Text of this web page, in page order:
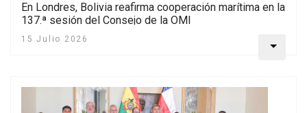
En Londres, Bolivia reafirma cooperación marítima en la
137.ª sesión del Consejo de la OMI
15 Julio 2026